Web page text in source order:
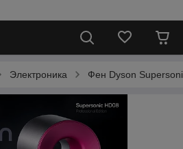
Электроника Фен Dyson